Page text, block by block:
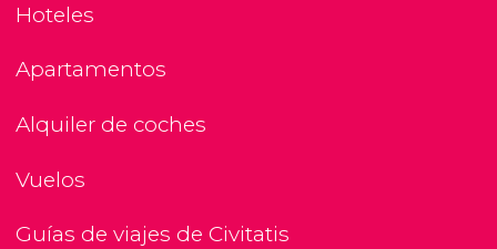
Hoteles
Apartamentos
Alquiler de coches
Vuelos
Guías de viajes de Civitatis